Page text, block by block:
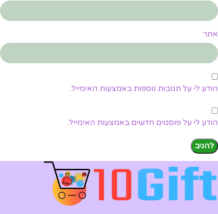
אתר
הודע לי על תגובות נוספות באמצעות האימייל.
הודע לי על פוסטים חדשים באמצעות האימייל.